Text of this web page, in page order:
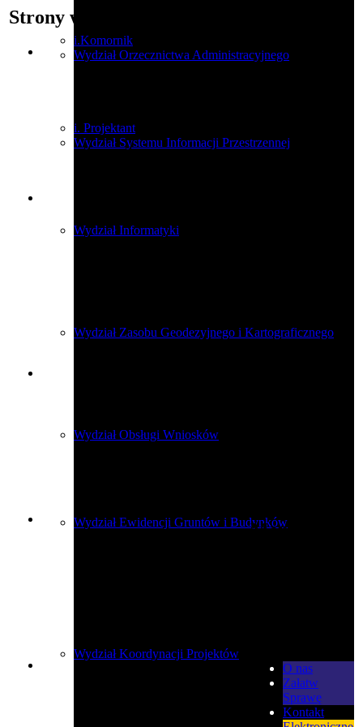
i.Komornik
i. Projektant
Wydział Orzecznictwa Administracyjnego
Wydział Systemu Informacji Przestrzennej
Wydział Informatyki
Wydział Zasobu Geodezyjnego i Kartograficznego
Wydział Obsługi Wniosków
Wydział Ewidencji Gruntów i Budynków
Wydział Koordynacji Projektów
Strony w dziale
Menu
O nas
Załatw
Sprawę
Kontakt